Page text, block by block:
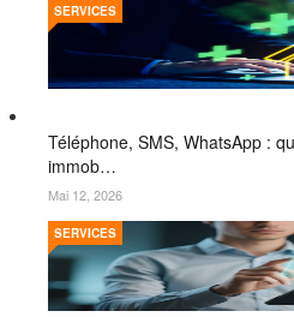
Téléphone, SMS, WhatsApp :
immob…
SERVICES
Mai 12, 2026
SERVICES